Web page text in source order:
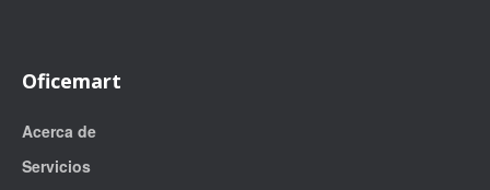
Oficemart
Acerca de
Servicios